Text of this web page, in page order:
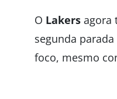
O Lakers agora
segunda
foco, mesmo